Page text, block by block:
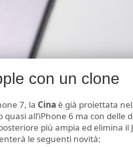
con un clone
7, la Cina è già proiettata
all’iPhone 6 ma con delle
più ampia ed elimina il
le seguenti novità: